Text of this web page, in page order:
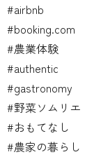
#airbnb
#booking.com
#農業体験
#authentic
#gastronomy
#野菜ソムリエ
#おもてなし
#農家の暮らし